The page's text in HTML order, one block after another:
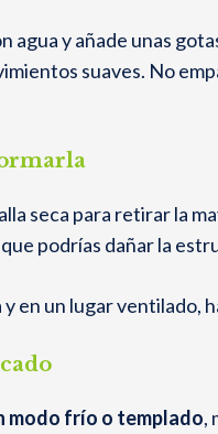
agua y añade unas
suaves. No
seca para retirar la
podrías dañar la
y en un lugar ventilado,
modo frío o templado,